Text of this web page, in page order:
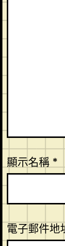
顯示名稱 *
電子郵件地